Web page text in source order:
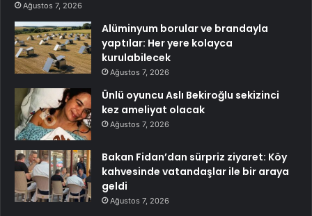
Ağustos 7, 2026
Alüminyum borular ve brandayla
yaptılar: Her yere kolayca
kurulabilecek
Ağustos 7, 2026
Ünlü oyuncu Aslı Bekiroğlu sekizinci
kez ameliyat olacak
Ağustos 7, 2026
Bakan Fidan’dan sürpriz ziyaret: Köy
kahvesinde vatandaşlar ile bir araya
geldi
Ağustos 7, 2026